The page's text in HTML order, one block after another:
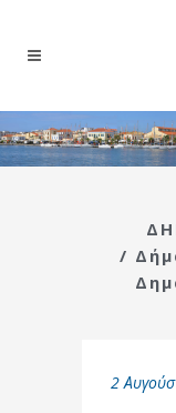
/
2